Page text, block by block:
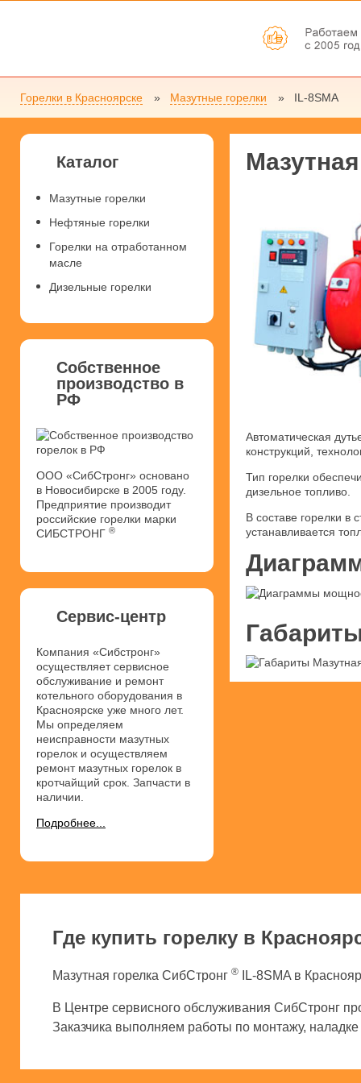
Горелки в Красноярске Мазутные горелки IL-8SMA
Автоматическая
конструкций,
Тип горелки
дизельное топливо.
В составе горелки в
устанавливается
Каталог
Мазутные горелки
Нефтяные горелки
Горелки на отработанном
масле
Дизельные горелки
Собственное
производство в
РФ
ООО «СибСтронг» основано
в Новосибирске в 2005 году.
Предприятие производит
российские горелки марки
СИБСТРОНГ ®
Сервис-центр
Компания «Сибстронг»
осуществляет сервисное
обслуживание и ремонт
котельного оборудования в
Красноярске уже много лет.
Мы определяем
неисправности мазутных
горелок и осуществляем
ремонт мазутных горелок в
кротчайщий срок. Запчасти в
наличии.
Подробнее...
Где купить горелку в
Мазутная горелка СибСтронг ® IL-8SMA в
В Центре сервисного обслуживания СибСтронг
Заказчика выполняем работы по монтажу, наладке